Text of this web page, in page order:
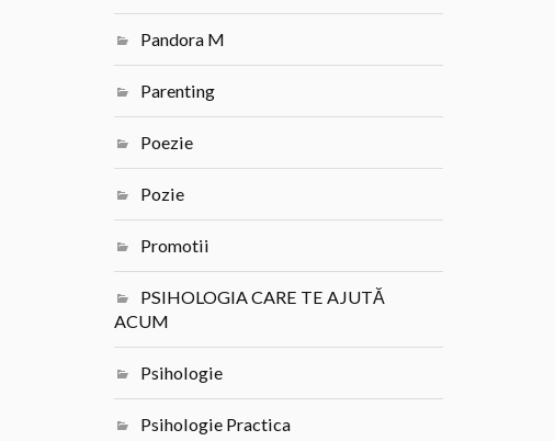
Pandora M
Parenting
Poezie
Pozie
Promotii
PSIHOLOGIA CARE TE AJUTĂ
ACUM
Psihologie
Psihologie Practica